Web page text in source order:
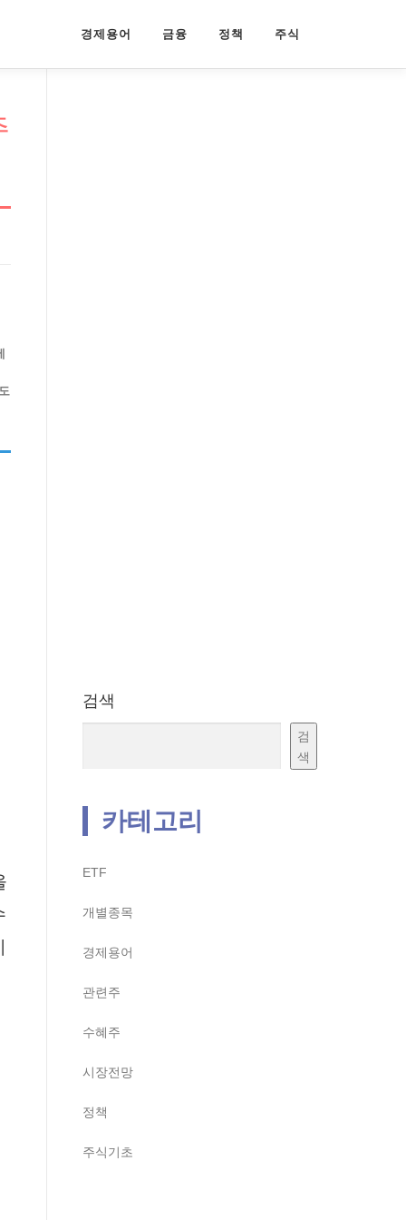
경제용어 금융 정책 주식
검색
검
색
카테고리
ETF
개별종목
경제용어
관련주
수혜주
시장전망
정책
주식기초